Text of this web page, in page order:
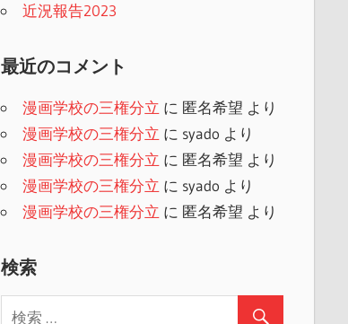
近況報告2023
最近のコメント
漫画学校の三権分立 に 匿名希望 より
漫画学校の三権分立 に syado より
漫画学校の三権分立 に 匿名希望 より
漫画学校の三権分立 に syado より
漫画学校の三権分立 に 匿名希望 より
検索